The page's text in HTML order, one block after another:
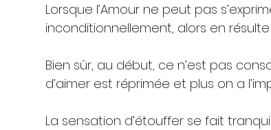
Lorsque l’Amour ne peut pas
inconditionnellement, alors en
Bien sûr, au début, ce n’est pas
d’aimer est réprimée et plus on a
La sensation d’étouffer se fait